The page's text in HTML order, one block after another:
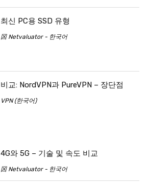
최신 PC용 SSD 유형
龱 Netvaluator - 한국어
비교: NordVPN과 PureVPN – 장단점
VPN (한국어)
4G와 5G – 기술 및 속도 비교
龱 Netvaluator - 한국어